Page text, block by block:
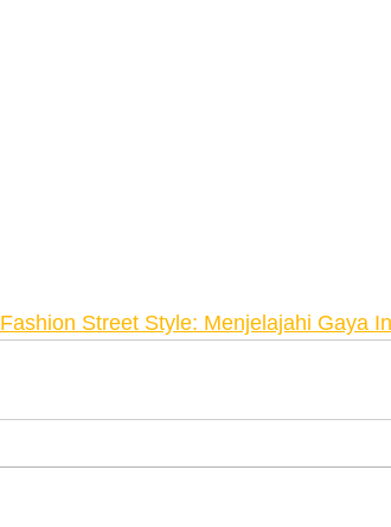
Fashion Street Style: Menjelajahi Gaya